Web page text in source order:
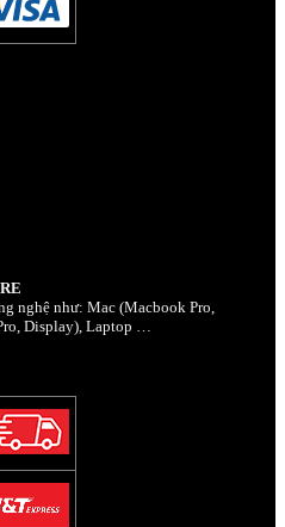
nghệ như: Mac (Macbook Pro,
Display), Laptop …